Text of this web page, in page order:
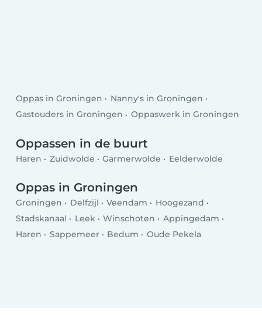
Oppas in Groningen
Nanny's in Groningen
Gastouders in Groningen
Oppaswerk in Groningen
Oppassen in de buurt
Haren Zuidwolde Garmerwolde Eelderwolde
Oppas in Groningen
Groningen Delfzijl Veendam
Hoogezand
Stadskanaal
Leek Winschoten
Appingedam
Haren
Sappemeer Bedum Oude Pekela